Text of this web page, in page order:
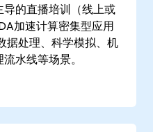
的直播培训（线上或
加速计算密集型应用
据处理、科学模拟、机
水线等场景。